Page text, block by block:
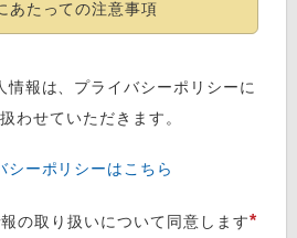
あたっての注意事項
情報は、プライバシーポリシーに
わせていただきます。
ーポリシーはこちら
の取り扱いについて同意します*